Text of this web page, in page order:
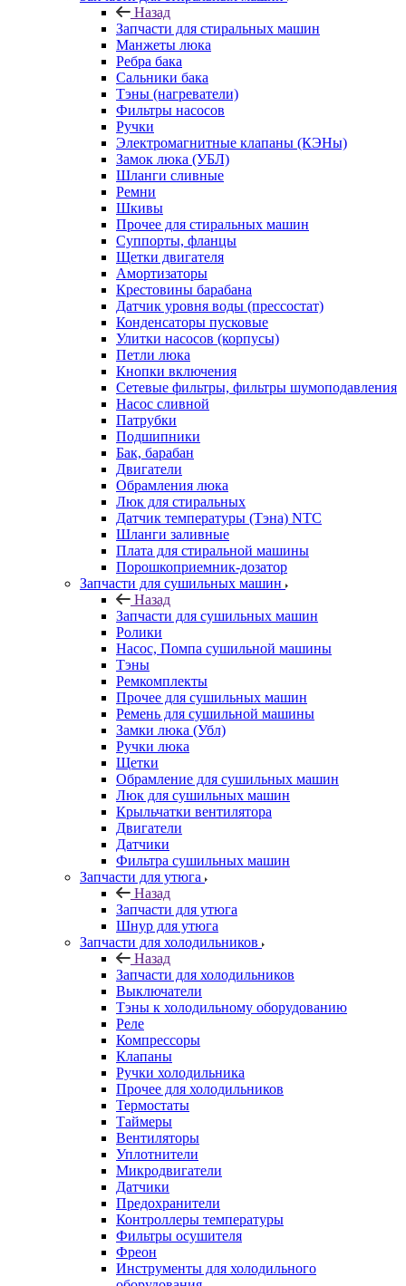
Назад
Запчасти для стиральных машин
Манжеты люка
Ребра бака
Сальники бака
Тэны (нагреватели)
Фильтры насосов
Ручки
Электромагнитные клапаны (КЭНы)
Замок люка (УБЛ)
Шланги сливные
Ремни
Шкивы
Прочее для стиральных машин
Суппорты, фланцы
Щетки двигателя
Амортизаторы
Крестовины барабана
Датчик уровня воды (прессостат)
Конденсаторы пусковые
Улитки насосов (корпусы)
Петли люка
Кнопки включения
Сетевые фильтры, фильтры шумоподавления
Насос сливной
Патрубки
Подшипники
Бак, барабан
Двигатели
Обрамления люка
Люк для стиральных
Датчик температуры (Тэна) NTC
Шланги заливные
Плата для стиральной машины
Порошкоприемник-дозатор
Запчасти для сушильных машин
Назад
Запчасти для сушильных машин
Ролики
Насос, Помпа сушильной машины
Тэны
Ремкомплекты
Прочее для сушильных машин
Ремень для сушильной машины
Замки люка (Убл)
Ручки люка
Щетки
Обрамление для сушильных машин
Люк для сушильных машин
Крыльчатки вентилятора
Двигатели
Датчики
Фильтра сушильных машин
Запчасти для утюга
Назад
Запчасти для утюга
Шнур для утюга
Запчасти для холодильников
Назад
Запчасти для холодильников
Выключатели
Тэны к холодильному оборудованию
Реле
Компрессоры
Клапаны
Ручки холодильника
Прочее для холодильников
Термостаты
Таймеры
Вентиляторы
Уплотнители
Микродвигатели
Датчики
Предохранители
Контроллеры температуры
Фильтры осушителя
Фреон
Инструменты для холодильного